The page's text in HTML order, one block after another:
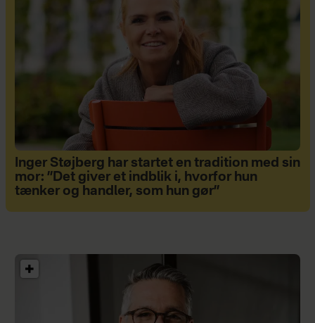
Inger Støjberg har startet en tradition med sin
mor: ”Det giver et indblik i, hvorfor hun
tænker og handler, som hun gør”